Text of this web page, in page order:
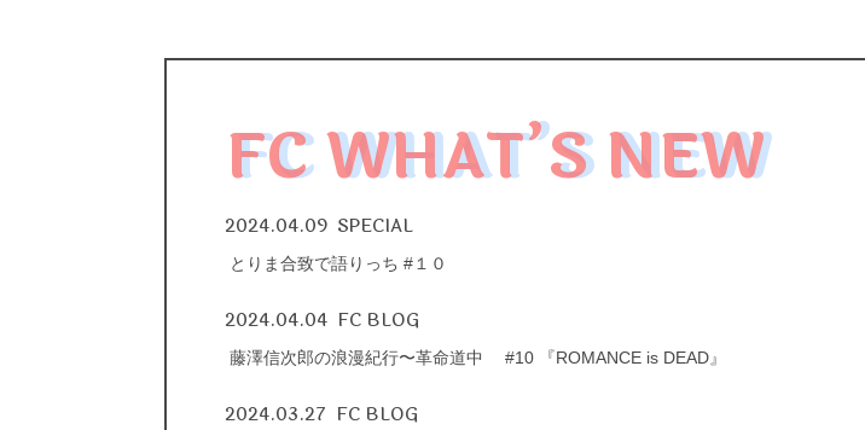
FC WHAT’S NEW
2024.04.09 SPECIAL
とりま合致で語りっち #１０
2024.04.04 FC BLOG
藤澤信次郎の浪漫紀行〜革命道中 #10 『ROMANCE is DEAD』
2024.03.27 FC BLOG